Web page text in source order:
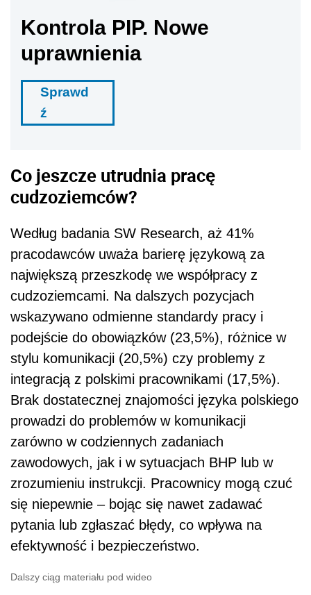
Kontrola PIP. Nowe
uprawnienia
Sprawd
ź
Co jeszcze utrudnia pracę
cudzoziemców?
Według badania SW Research, aż 41%
pracodawców uważa barierę językową za
największą przeszkodę we współpracy z
cudzoziemcami. Na dalszych pozycjach
wskazywano odmienne standardy pracy i
podejście do obowiązków (23,5%), różnice w
stylu komunikacji (20,5%) czy problemy z
integracją z polskimi pracownikami (17,5%).
Brak dostatecznej znajomości języka polskiego
prowadzi do problemów w komunikacji
zarówno w codziennych zadaniach
zawodowych, jak i w sytuacjach BHP lub w
zrozumieniu instrukcji. Pracownicy mogą czuć
się niepewnie – bojąc się nawet zadawać
pytania lub zgłaszać błędy, co wpływa na
efektywność i bezpieczeństwo.
Dalszy ciąg materiału pod wideo